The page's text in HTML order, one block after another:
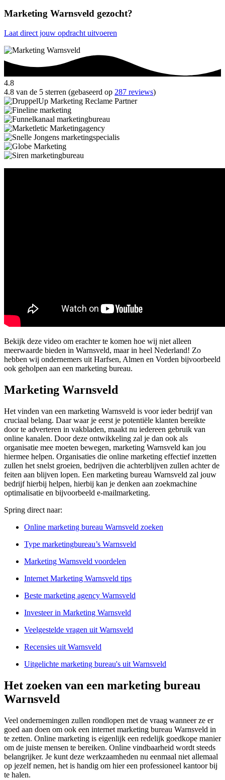
Marketing Warnsveld gezocht?
Laat direct jouw opdracht uitvoeren
4.8
4.8 van de 5 sterren (gebaseerd op 287 reviews)
Bekijk deze video om erachter te komen hoe wij niet alleen
meerwaarde bieden in Warnsveld, maar in heel Nederland! Zo
hebben wij ondernemers uit Harfsen, Almen en Vorden bijvoorbeeld
ook geholpen aan een marketing bureau.
Marketing Warnsveld
Het vinden van een marketing Warnsveld is voor ieder bedrijf van
cruciaal belang. Daar waar je eerst je potentiële klanten bereikte
door te adverteren in vakbladen, maakt nu iedereen gebruik van
online kanalen. Door deze ontwikkeling zal je dan ook als
organisatie mee moeten bewegen, marketing Warnsveld kan jou
hiermee helpen. Organisaties die online marketing effectief inzetten
zullen het snelst groeien, bedrijven die achterblijven zullen achter de
feiten aan blijven lopen. Een marketing bureau Warnsveld zal jouw
bedrijf hierbij helpen, hierbij kan je denken aan zoekmachine
optimalisatie en bijvoorbeeld e-mailmarketing.
Spring direct naar:
Online marketing bureau Warnsveld zoeken
Type marketingbureau’s Warnsveld
Marketing Warnsveld voordelen
Internet Marketing Warnsveld tips
Beste marketing agency Warnsveld
Investeer in Marketing Warnsveld
Veelgestelde vragen uit Warnsveld
Recensies uit Warnsveld
Uitgelichte marketing bureau's uit Warnsveld
Het zoeken van een marketing bureau
Warnsveld
Veel ondernemingen zullen rondlopen met de vraag wanneer ze er
goed aan doen om ook een internet marketing bureau Warnsveld in
te zetten. Online marketing is eigenlijk een redelijk goedkope manier
om de juiste mensen te bereiken. Online vindbaarheid wordt steeds
belangrijker. Je kunt deze werkzaamheden nu eenmaal niet allemaal
op jezelf nemen, het is handig om hier een professioneel kantoor bij
te halen.